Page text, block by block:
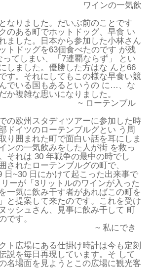
の一気飲
なりました。だいぶ前のことです
のある町でホットドッグ、早食 い
ました。日本から参加した小林さん
トドッグを63個食べたのです が残
ってしまい、「7連覇ならず」 とい
しました。優勝した方はな んと66
す。それにしてもこの様な早食い競
でいる国もあるというの に…、な
か複雑な思いになりました。
テンブル
の欧州スタディツアーに参加した時
ドイツのローテンブルグとい う周
り囲まれた町で面白い話を耳にしま
ンの一気飲みをした人が街 を救っ
それは 30 年戦争の最中の時でし
されたローテンブルグの町で、
日~30 日にかけて起こった出来事で
ーが「3リットルのワインが入った
一気に飲み干す者があればこの町を
と提案して来たのです。これを受け
ッシュさん、見事に飲み干して 町
です。
にでき
ト広場にある仕掛け時計は今も定刻
説を毎日再現しています。そ して
名場面を見ようとこの広場に観光客